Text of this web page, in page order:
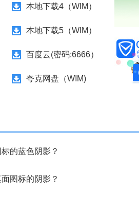
本地下载4（WIM）
本地下载5（WIM）
百度云(密码:6666）
夸克网盘（WIM)
的蓝色阴影？
图标的阴影？